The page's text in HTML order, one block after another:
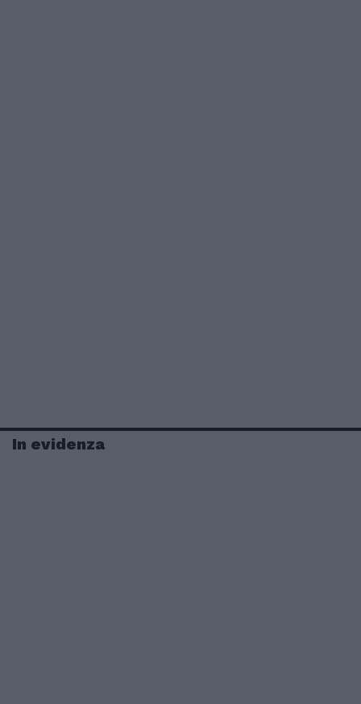
In evidenza